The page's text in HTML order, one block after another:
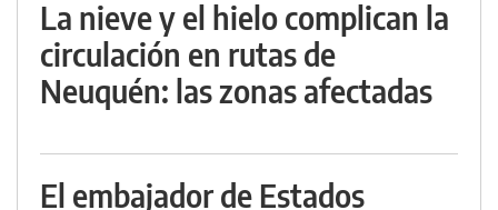
La nieve y el hielo complican la
circulación en rutas de
Neuquén: las zonas afectadas
El embajador de Estados